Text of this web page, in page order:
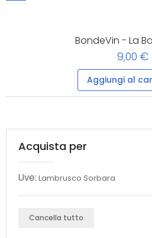
BondeVin - La
9,00 €
Aggiungi al
Acquista per
Uve: Lambrusco Sorbara
Cancella tutto